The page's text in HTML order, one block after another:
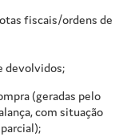
fiscais/ordens de
devolvidos;
(geradas pelo
com situação